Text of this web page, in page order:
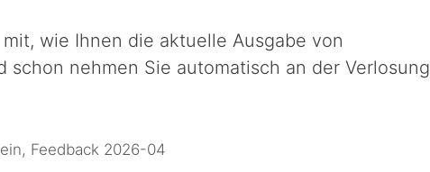
wie Ihnen die aktuelle Ausgabe von
schon nehmen Sie automatisch an der Verlosung
, Feedback 2026-04